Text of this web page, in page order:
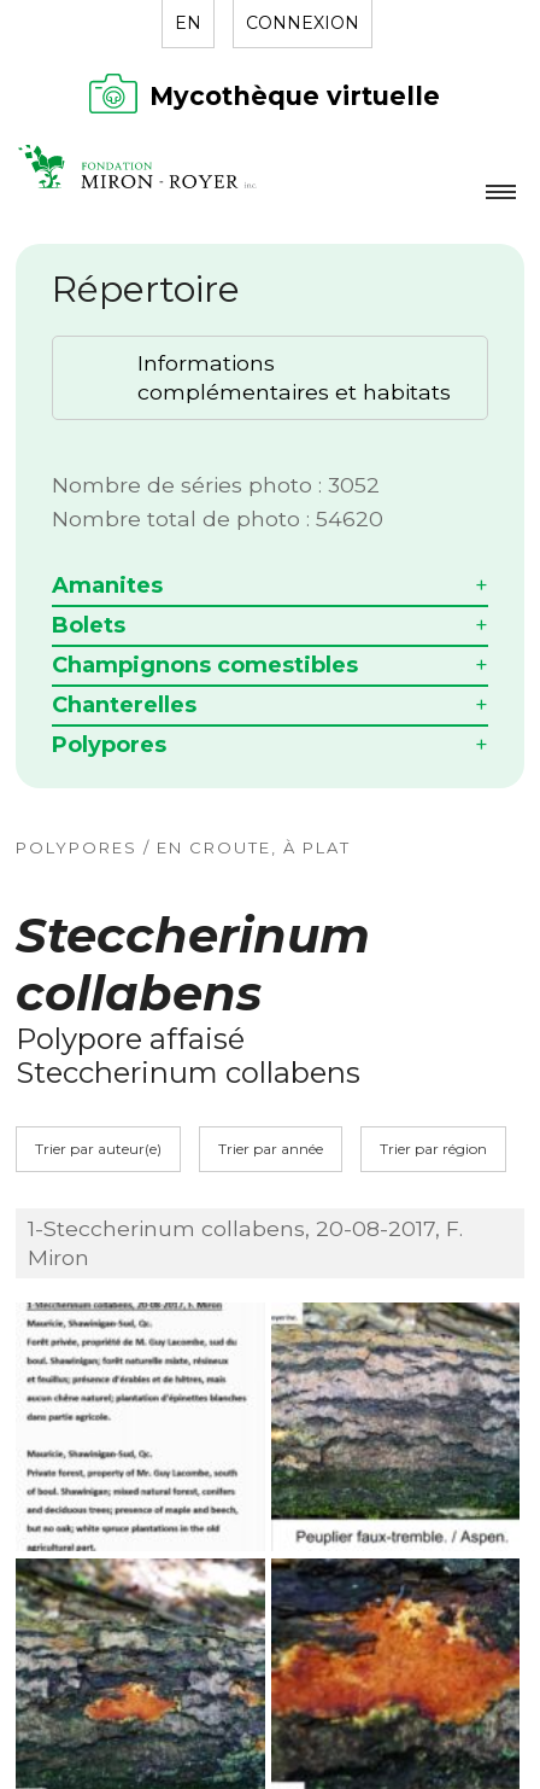
EN CONNEXION
Mycothèque virtuelle
LA FONDATION
NOUVELLES
RÉPERTOIRE
Répertoire
Informations
complémentaires et habitats
Nombre de séries photo : 3052
Nombre total de photo : 54620
Amanites
Bolets
Champignons comestibles
Chanterelles
Polypores
POLYPORES / EN CROUTE, À PLAT
Steccherinum
collabens
Polypore affaisé
Steccherinum collabens
Trier par auteur(e) Trier par année Trier par région
1-Steccherinum collabens, 20-08-2017, F.
Miron